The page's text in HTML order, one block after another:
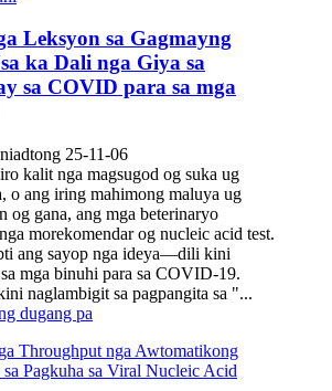
Leksyon sa Gagmayng
ka Dali nga Giya sa
sa COVID para sa mga
25-11-06
kalit nga magsugod og suka ug
o ang iring mahimong maluya ug
og gana, ang mga beterinaryo
morekomendar og nucleic acid test.
ang sayop nga ideya—dili kini
mga binuhi para sa COVID-19.
naglambigit sa pagpangita sa "...
dugang pa